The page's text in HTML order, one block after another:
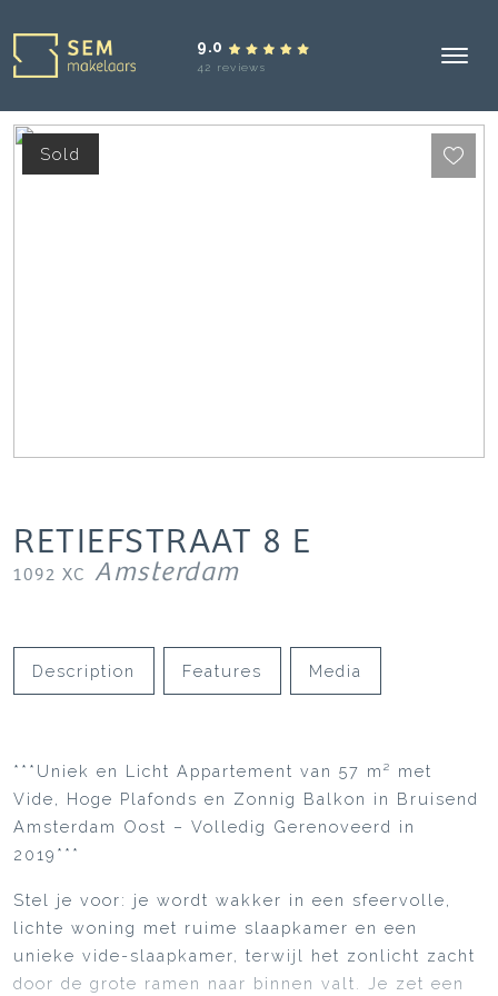
9.0
42 reviews
Sold
RETIEFSTRAAT 8 E
1092 XC Amsterdam
Description Features Media
***Uniek en Licht Appartement van 57 m² met
Vide, Hoge Plafonds en Zonnig Balkon in Bruisend
Amsterdam Oost – Volledig Gerenoveerd in
2019***
Stel je voor: je wordt wakker in een sfeervolle,
lichte woning met ruime slaapkamer en een
unieke vide-slaapkamer, terwijl het zonlicht zacht
door de grote ramen naar binnen valt. Je zet een